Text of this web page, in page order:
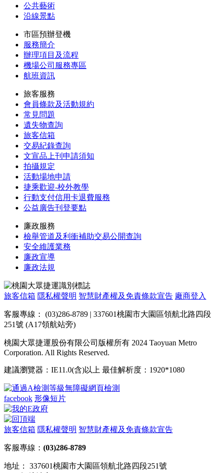
公共藝術
沿線景點
市區預辦登機
服務簡介
辦理項目及流程
機場公司服務專區
航班資訊
旅客服務
會員條款及活動規約
常見問題
遺失物查詢
旅客信箱
交易紀錄查詢
文宣品上刊申請須知
拍攝規定
活動場地申請
捷乘歡迎-校外教學
行動支付信用卡退費服務
公益廣告刊登要點
廉政服務
檢舉管道及利衝補助交易公開查詢
安全維護業務
廉政宣導
廉政法規
旅客信箱 隱私權聲明 智慧財產權及免責條款宣告 廠商登入
客服專線： (03)286-8789 | 337601桃園市大園區領航北路四段
251號 (A17領航站旁)
桃園大眾捷運股份有限公司版權所有 2024 Taoyuan Metro
Corporation. All Rights Reserved.
建議瀏覽器：IE11.0(含)以上 最佳解析度：1920*1080
facebook 形像短片
旅客信箱 隱私權聲明 智慧財產權及免責條款宣告
客服專線： (03)286-8789
地址： 337601桃園市大園區領航北路四段251號